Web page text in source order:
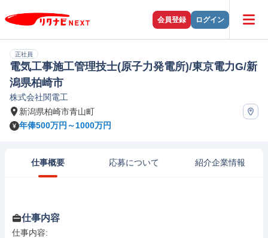
会員登録 ログイン
正社員
電気工事施工管理技士(原子力発電所)/東京電力G/新
潟県柏崎市
株式会社関電工
新潟県柏崎市青山町
年俸500万円～1000万円
仕事概要 応募について 紹介企業情報
仕事内容
仕事内容: